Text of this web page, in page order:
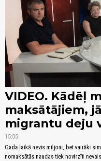
VIDEO. Kādēļ
maksātājiem,
migrantu deju
15:05
Gada laikā nevis miljoni, bet vairāki
nomaksātās naudas tiek novirzīti